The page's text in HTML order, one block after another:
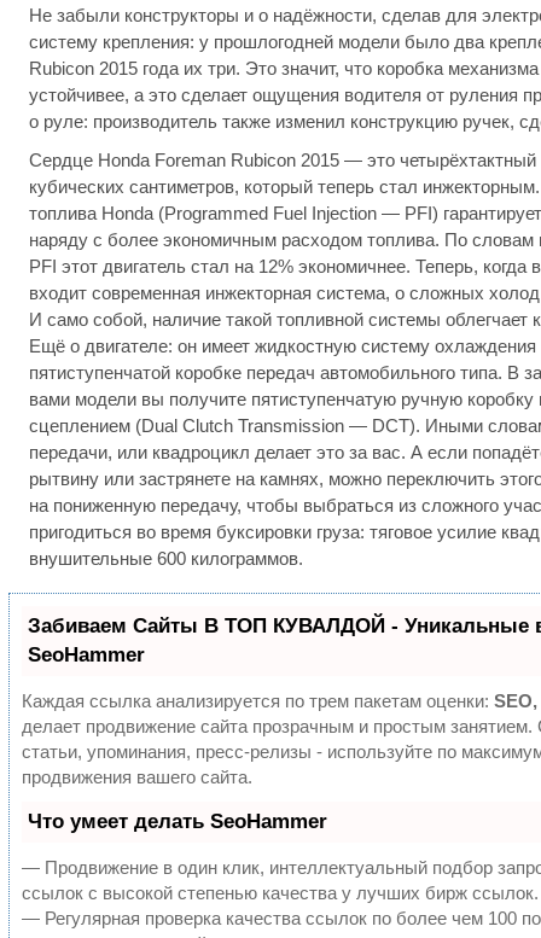
Не забыли конструкторы и о надёжности, сделав для
систему крепления: у прошлогодней модели было два
Rubicon 2015 года их три. Это значит, что коробка
устойчивее, а это сделает ощущения водителя от руления
о руле: производитель также изменил конструкцию ручек,
Сердце Honda Foreman Rubicon 2015 — это четырёхтактный
кубических сантиметров, который теперь стал
топлива Honda (Programmed Fuel Injection — PFI)
наряду с более экономичным расходом топлива. По словам
PFI этот двигатель стал на 12% экономичнее. Теперь,
входит современная инжекторная система, о сложных
И само собой, наличие такой топливной системы облегчает
Ещё о двигателе: он имеет жидкостную систему
пятиступенчатой коробке передач автомобильного типа. В
вами модели вы получите пятиступенчатую ручную
сцеплением (Dual Clutch Transmission — DCT). Иными
передачи, или квадроцикл делает это за вас. А если
рытвину или застрянете на камнях, можно переключить
на пониженную передачу, чтобы выбраться из сложного
пригодиться во время буксировки груза: тяговое усилие
внушительные 600 килограммов.
Забиваем Сайты В ТОП КУВАЛДОЙ - Уникальные
SeoHammer
Каждая ссылка анализируется по трем пакетам оценки:
делает продвижение сайта прозрачным и простым
статьи, упоминания, пресс-релизы - используйте по
продвижения вашего сайта.
Что умеет делать SeoHammer
— Продвижение в один клик, интеллектуальный подбор
ссылок с высокой степенью качества у лучших бирж ссылок.
— Регулярная проверка качества ссылок по более чем 100